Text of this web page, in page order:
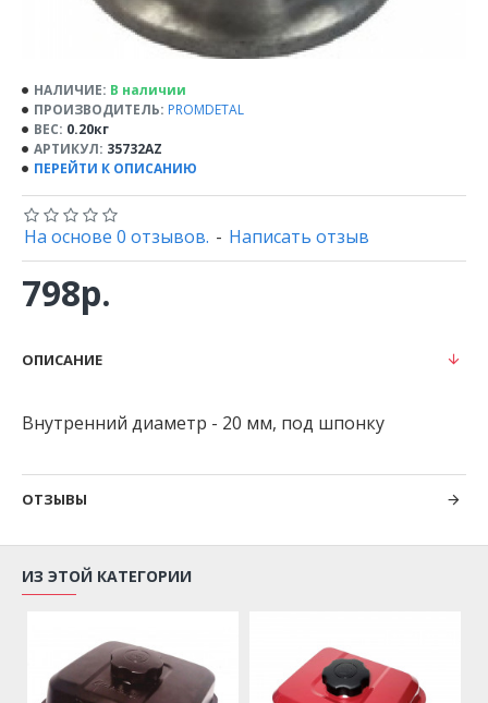
НАЛИЧИЕ: В наличии
ПРОИЗВОДИТЕЛЬ: PROMDETAL
ВЕС: 0.20кг
АРТИКУЛ: 35732AZ
ПЕРЕЙТИ К ОПИСАНИЮ
На основе 0 отзывов. - Написать отзыв
798р.
ОПИСАНИЕ
Внутренний диаметр - 20 мм, под шпонку
ОТЗЫВЫ
ИЗ ЭТОЙ КАТЕГОРИИ